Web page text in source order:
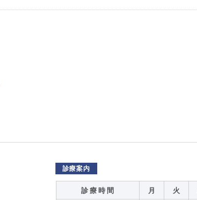
診療案内
診 療 時 間 月 火